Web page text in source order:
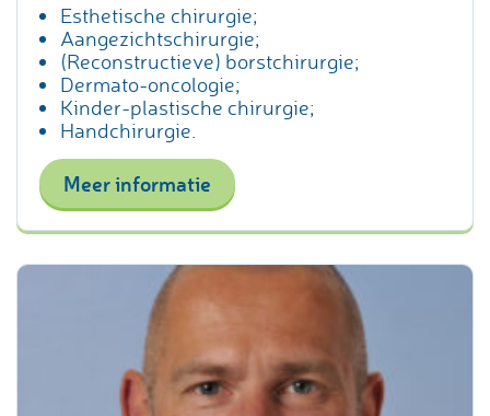
Esthetische chirurgie;
Aangezichtschirurgie;
(Reconstructieve) borstchirurgie;
Dermato-oncologie;
Kinder-plastische chirurgie;
Handchirurgie.
Meer informatie